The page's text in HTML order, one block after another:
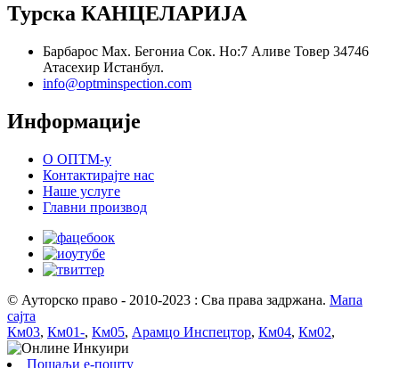
Турска КАНЦЕЛАРИЈА
Барбарос Мах. Бегониа Сок. Но:7 Аливе Товер 34746
Атасехир Истанбул.
info@optminspection.com
Информације
О ОПТМ-у
Контактирајте нас
Наше услуге
Главни производ
© Ауторско право - 2010-2023 : Сва права задржана. Мапа
сајта
Км03, Км01-, Км05, Арамцо Инспецтор, Км04, Км02,
Пошаљи е-пошту